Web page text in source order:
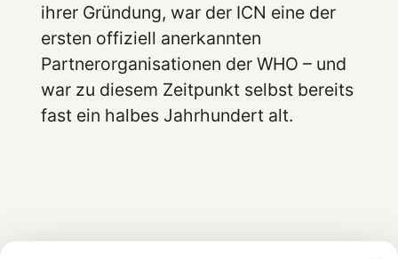
ihrer Gründung, war der ICN eine der
ersten offiziell anerkannten
Partnerorganisationen der WHO – und
war zu diesem Zeitpunkt selbst bereits
fast ein halbes Jahrhundert alt.